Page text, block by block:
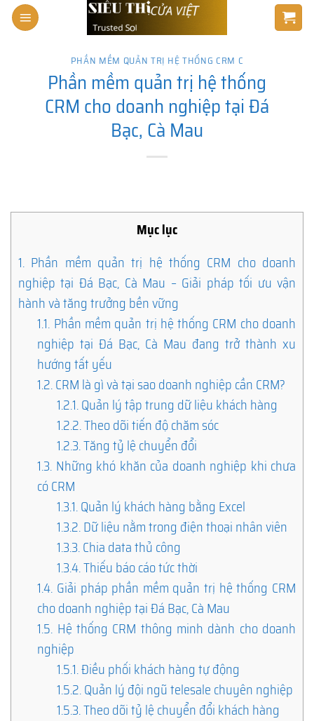
Skip
PHẦN MỀM QUẢN TRỊ HỆ THỐNG CRM C
Phần mềm quản trị hệ thống
CRM cho doanh nghiệp tại Đá
Bạc, Cà Mau
Mục lục
1. Phần mềm quản trị hệ thống CRM cho doanh
nghiệp tại Đá Bạc, Cà Mau – Giải pháp tối ưu vận
hành và tăng trưởng bền vững
1.1. Phần mềm quản trị hệ thống CRM cho doanh
nghiệp tại Đá Bạc, Cà Mau đang trở thành xu
hướng tất yếu
1.2.CRM là gì và tại sao doanh nghiệp cần CRM?
1.2.1.Quản lý tập trung dữ liệu khách hàng
1.2.2.Theo dõi tiến độ chăm sóc
1.2.3.Tăng tỷ lệ chuyển đổi
1.3. Những khó khăn của doanh nghiệp khi chưa
có CRM
1.3.1.Quản lý khách hàng bằng Excel
1.3.2.Dữ liệu nằm trong điện thoại nhân viên
1.3.3.Chia data thủ công
1.3.4.Thiếu báo cáo tức thời
1.4. Giải pháp phần mềm quản trị hệ thống CRM
cho doanh nghiệp tại Đá Bạc, Cà Mau
1.5. Hệ thống CRM thông minh dành cho doanh
nghiệp
1.5.1.Điều phối khách hàng tự động
1.5.2.Quản lý đội ngũ telesale chuyên nghiệp
1.5.3.Theo dõi tỷ lệ chuyển đổi khách hàng